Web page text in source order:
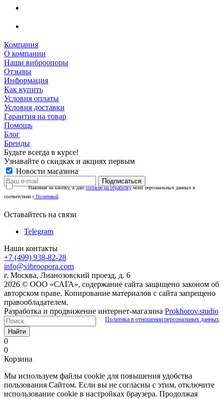
Компания
О компании
Наши виброопоры
Отзывы
Информация
Как купить
Условия оплаты
Условия доставки
Гарантия на товар
Помощь
Блог
Бренды
Будьте всегда в курсе!
Узнавайте о скидках и акциях первым
Новости магазина
Нажимая на кнопку, я даюсогласие на обработкумоих персональных данных в
соответствии с Политикой
Оставайтесь на связи
Telegram
Наши контакты
+7 (499) 938-82-28
info@vibroopora.com
г. Москва, Лианозовский проезд, д. 6
2026 © ООО «САГА», содержание сайта защищено законом об
авторском праве. Копирование материалов с сайта запрещено
правообладателем.
Разработка и продвижение интернет-магазина Prokhorov.studio
Политика в отношении персональных данных
Найти
0
0
Корзина
Мы используем файлы cookie для повышения удобства
пользования Сайтом. Если вы не согласны с этим, отключите
использование cookie в настройках браузера. Продолжая